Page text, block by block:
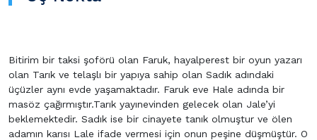
Bitirim bir taksi şoförü olan Faruk, hayalperest bir oyun yazarı
olan Tarık ve telaşlı bir yapıya sahip olan Sadık adındaki
üçüzler aynı evde yaşamaktadır. Faruk eve Hale adında bir
masöz çağırmıştır.Tarık yayınevinden gelecek olan Jale’yi
beklemektedir. Sadık ise bir cinayete tanık olmuştur ve ölen
adamın karısı Lale ifade vermesi için onun peşine düşmüştür. O